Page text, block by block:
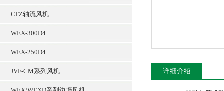
CFZ轴流风机
WEX-300D4
WEX-250D4
JVF-CM系列风机 详细介绍